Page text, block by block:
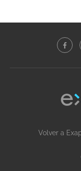
Volver a